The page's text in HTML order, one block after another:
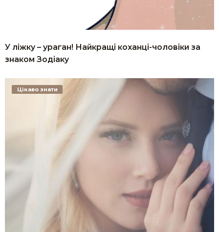
У ліжку – ураган! Найкращі коханці-чоловіки за
знаком Зодіаку
Цікаво знати